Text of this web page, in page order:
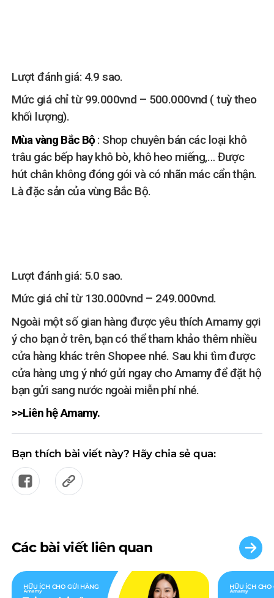
Lượt đánh giá: 4.9 sao.
Mức giá chỉ từ 99.000vnd – 500.000vnd ( tuỳ theo
khối lượng).
Mùa vàng Bắc Bộ: Shop chuyên bán các loại khô
trâu gác bếp hay khô bò, khô heo miếng,… Được
hút chân không đóng gói và có nhãn mác cẩn thận.
Là đặc sản của vùng Bắc Bộ.
Lượt đánh giá: 5.0 sao.
Mức giá chỉ từ 130.000vnd – 249.000vnd.
Ngoài một số gian hàng được yêu thích Amamy gợi
ý cho bạn ở trên, bạn có thể tham khảo thêm nhiều
cửa hàng khác trên Shopee nhé. Sau khi tìm được
cửa hàng ưng ý nhớ gửi ngay cho Amamy để đặt hộ
bạn gửi sang nước ngoài miễn phí nhé.
>>Liên hệ Amamy.
Bạn thích bài viết này? Hãy chia sẻ qua:
Các bài viết liên quan
HỮU ÍCH CHO GỬI HÀNG HỮU ÍCH CHO